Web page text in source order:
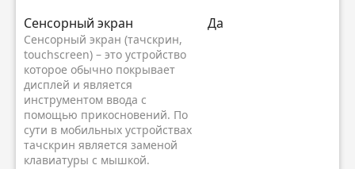
Сенсорный экран
Сенсорный экран (тачскрин,
touchscreen) – это устройство
которое обычно покрывает
дисплей и является
инструментом ввода с
помощью прикосновений. По
сути в мобильных устройствах
тачскрин является заменой
клавиатуры с мышкой.
Да